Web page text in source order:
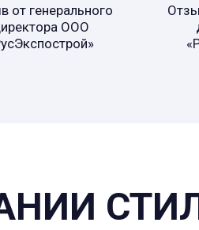
от генерального
ООО